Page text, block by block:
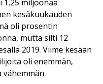
1,25 miljoonaa
kesäkuukauden
oli prosentin
mutta silti 12
2019. Viime kesään
oli enemmän,